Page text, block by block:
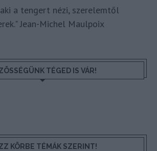
aki a tengert nézi, szerelemtől
Jean-Michel Maulpoix
TÉGED IS VÁR!
KÖRBE TÉMÁK SZERINT!